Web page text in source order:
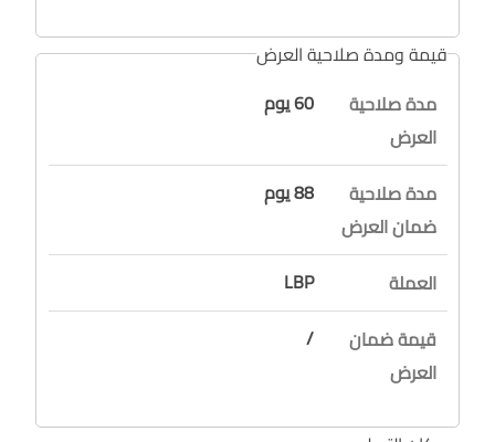
قيمة ومدة صلاحية العرض
مدة صلاحية
العرض
60 يوم
مدة صلاحية
ضمان العرض
88 يوم
العملة
LBP
قيمة ضمان
العرض
/